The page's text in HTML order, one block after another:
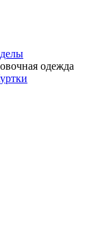
одежда